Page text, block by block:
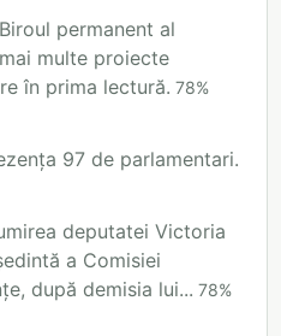
permanent al
multe proiecte
în prima lectură. 78%
97 de parlamentari.
deputatei Victoria
a Comisiei
după demisia lui... 78%